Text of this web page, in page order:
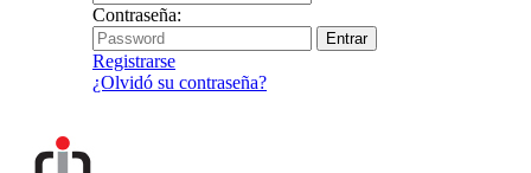
Contraseña:
Registrarse
¿Olvidó su contraseña?